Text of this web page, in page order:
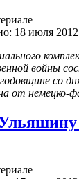
18 июля 2012
войны
со
от немецко-